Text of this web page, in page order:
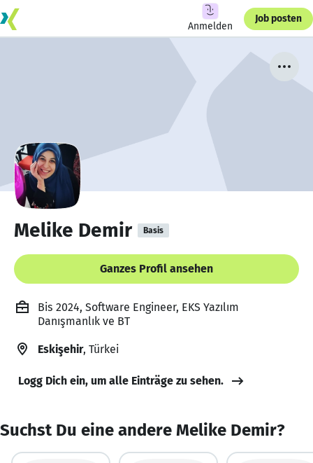
Anmelden
Job posten
Melike Demir Basis
Ganzes Profil ansehen
Bis 2024, Software Engineer, EKS Yazılım
Danışmanlık ve BT
Eskişehir, Türkei
Logg Dich ein, um alle Einträge zu sehen.
Suchst Du eine andere Melike Demir?